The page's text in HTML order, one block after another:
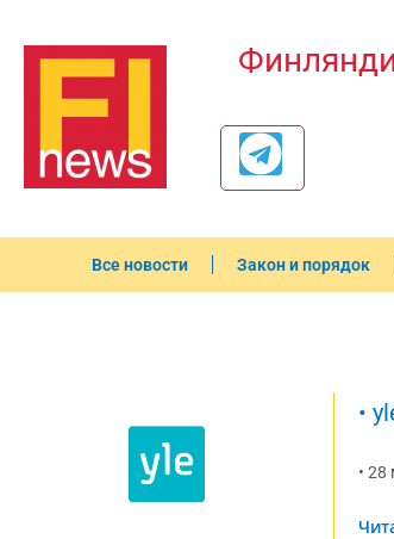
Все новости Закон и порядок
•
• 28